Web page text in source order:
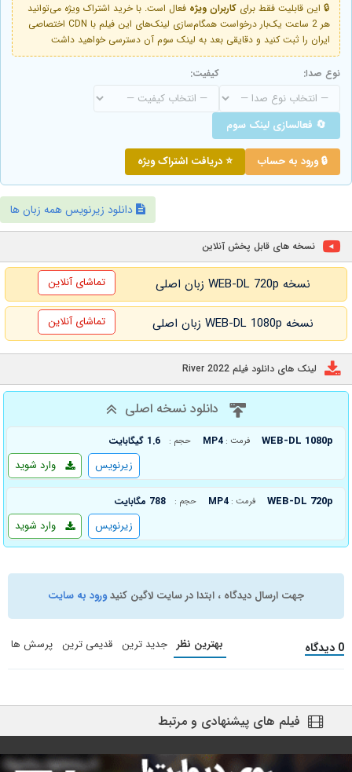
🔒 این قابلیت فقط برای کاربران ویژه فعال است. با خرید اشتراک ویژه می‌توانید
هر 2 ساعت یک‌بار درخواست همگام‌سازی لینک‌های این فیلم با CDN اختصاصی
ایران را ثبت کنید و دقایقی بعد به لینک سوم آن دسترسی خواهید داشت
نوع صدا: کیفیت:
🔄 فعالسازی لینک سوم
🔒 ورود به حساب ⭐ دریافت اشتراک ویژه
دانلود زیرنویس همه زبان ها
نسخه های قابل پخش آنلاین
نسخه WEB-DL 720p زبان اصلی تماشای آنلاین
نسخه WEB-DL 1080p زبان اصلی تماشای آنلاین
لینک های دانلود فیلم River 2022
دانلود نسخه اصلی
WEB-DL 1080p فرمت : MP4 حجم : 1.6 گیگابایت
وارد شوید زیرنویس
WEB-DL 720p فرمت : MP4 حجم : 788 مگابایت
وارد شوید زیرنویس
جهت ارسال دیدگاه ، ابتدا در سایت لاگین کنیدورود به سایت
0 دیدگاه بهترین نظر جدید ترین قدیمی ترین پرسش ها
فیلم های پیشنهادی و مرتبط